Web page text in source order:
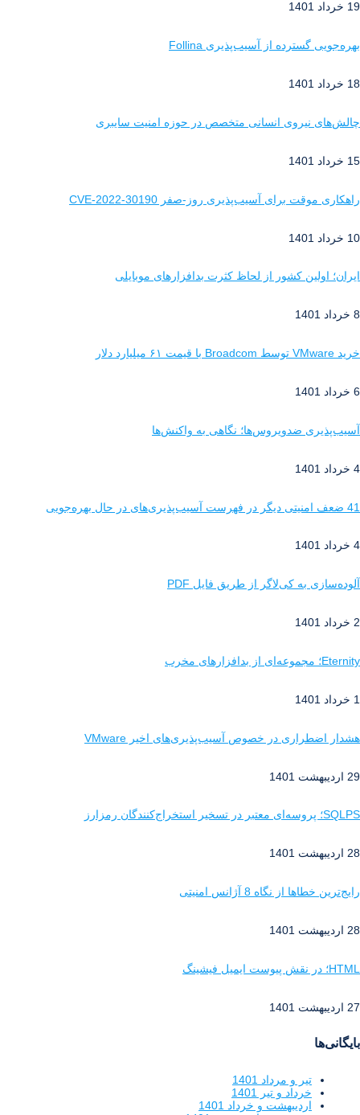
19 خرداد 1401
بهره‌جویی گسترده از آسیب‌پذیری Follina
18 خرداد 1401
چالش‌های نیروی انسانی متخصص در حوزه امنیت سایبری
15 خرداد 1401
راهکاری موقت برای آسیب‌پذیری روز-صفر CVE-2022-30190
10 خرداد 1401
ایران؛ اولین کشور از لحاظ کثرت بدافزارهای موبایلی
8 خرداد 1401
خرید VMware توسط Broadcom با قیمت ۶۱ میلیارد دلار
6 خرداد 1401
آسیب‌پذیری ضدویروس‌ها؛ نگاهی به واکنش‌ها
4 خرداد 1401
41 ضعف امنیتی دیگر در فهرست آسیب‌پذیری‌های در حال بهره‌جویی
4 خرداد 1401
آلوده‌سازی به کی‌لاگر از طریق فایل PDF
2 خرداد 1401
Eternity؛ مجموعه‌ای از بدافزارهای مخرب
1 خرداد 1401
هشدار اضطراری در خصوص آسیب‌پذیری‌های اخیر VMware
29 اردیبهشت 1401
SQLPS؛ پروسه‌ای معتبر در تسخیر استخراج‌کنندگان رمزارز
28 اردیبهشت 1401
رایج‌ترین خطاها از نگاه 8 آژانس امنیتی
28 اردیبهشت 1401
HTML؛ در نقش پیوست ایمیل فیشینگ
27 اردیبهشت 1401
بایگانی‌ها
تیر و مرداد 1401
خرداد و تیر 1401
اردیبهشت و خرداد 1401